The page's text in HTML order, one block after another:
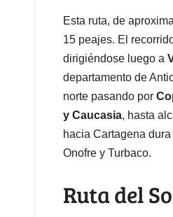
Esta ruta, de
15 peajes. El
dirigiéndose luego a
departamento de
norte pasando por
y Caucasia, hasta
hacia Cartagena
Onofre y Turbaco.
Ruta del